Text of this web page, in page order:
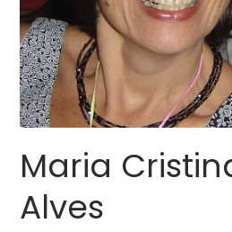
Maria
Alves